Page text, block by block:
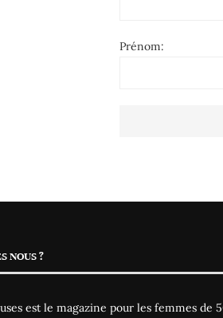
Prénom:
NOUS ?
est le magazine pour les femmes de